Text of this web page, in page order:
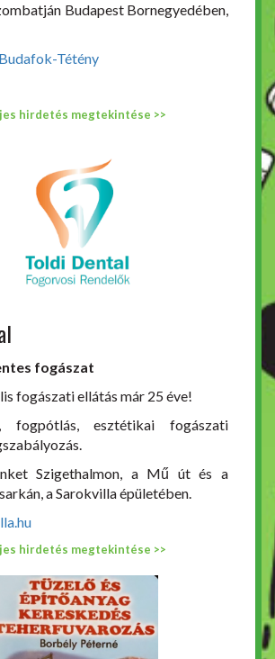
Budapest Bornegyedében,
Tétény
hirdetés megtekintése >>
fogászat
fogászati ellátás már 25 éve!
fogpótlás, esztétikai fogászati
Szigethalmon, a Mű út és a
a Sarokvilla épületében.
hirdetés megtekintése >>